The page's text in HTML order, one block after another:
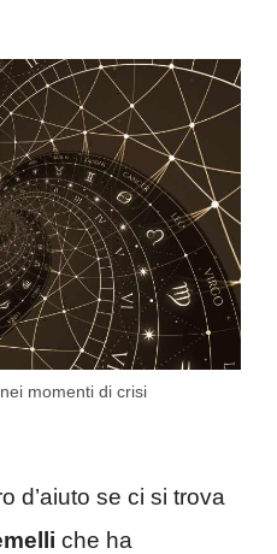
momenti di crisi
d’aiuto se ci si trova
che ha